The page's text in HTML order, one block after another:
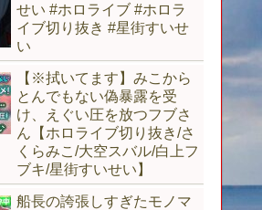
せい #ホロライブ #ホロラ
イブ切り抜き #星街すいせ
い
【※拭いてます】みこから
とんでもない偽暴露を受
け、えぐい圧を放つフブさ
ん【ホロライブ切り抜き/さ
くらみこ/大空スバル/白上フ
ブキ/星街すいせい】
船長の誇張しすぎたモノマ